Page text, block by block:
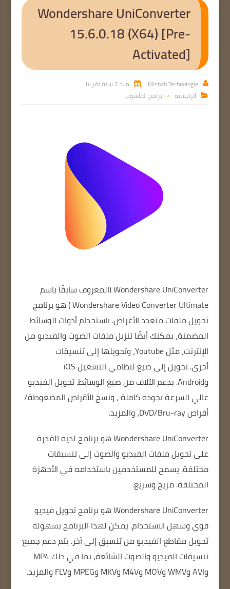
Wondershare UniConverter
15.6.0.18 (X64) [Pre-
Activated]

Misbah Technologie
 منذ 2 سنه تقريبا
 الرئيسية > برامج الحاسوب
Wondershare UniConverter(المعروف سابقًا باسم
Wondershare Video Converter Ultimate) هو برنامج
تحويل ملفات متعدد الأغراض. باستخدام أدوات الوسائط
المضمنة،يمكنك أيضًا تنزيل ملفات الصوت والفيديو من
الإنترنت، مثل Youtube، وتحويلها إلى تنسيقات
أخرى.
تحويل إلى صيغ لنظامي التشغيل iOS
وAndroid.
يدعم الآلاف من صيغ الوسائط.تحويل الفيديو
عالي السرعة بجودة كاملة، ونسخ الأقراص المضغوطة/
أقراص DVD/Bru-ray، والمزيد.
Wondershare UniConverter هو برنامج لديه القدرة
على تحويل ملفات الفيديو والصوت إلى تنسيقات
مختلفة.يسمح للمستخدمين باستخدامه في الأجهزة
المختلفة.مريح وسريع.
Wondershare UniConverter هو برنامج تحويل فيديو
قوي وسهل الاستخدام.يمكن لهذا البرنامج بسهولة
تحويل مقاطع الفيديو من تنسيق إلى آخر.يتم دعم جميع
تنسيقات الفيديو والصوت الشائعة، بما في ذلك MP4
وAVI وWMV وMOV وM4V وMKV وMPEG وFLV والمزيد.